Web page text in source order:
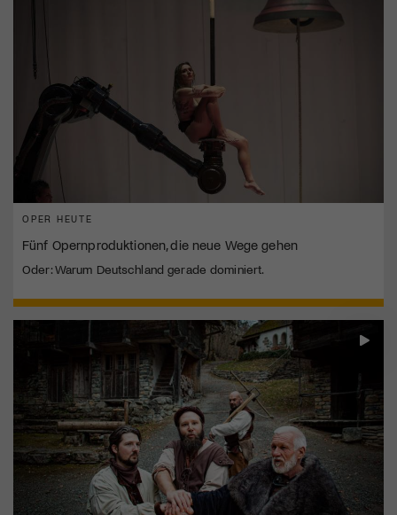
OPER HEUTE
Fünf Opernproduktionen, die neue Wege gehen
Oder: Warum Deutschland gerade dominiert.